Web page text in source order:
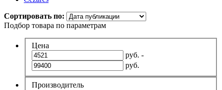
Сортировать по:
Подбор товара по параметрам
Цена
руб. -
руб.
Производитель